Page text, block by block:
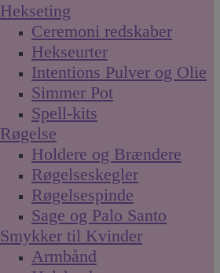
Hekseting
Ceremoni redskaber
Hekseurter
Intentions Pulver og Olie
Simmer Pot
Spell-kits
Røgelse
Holdere og Brændere
Røgelseskegler
Røgelsespinde
Sage og Palo Santo
Smykker til Kvinder
Armbånd